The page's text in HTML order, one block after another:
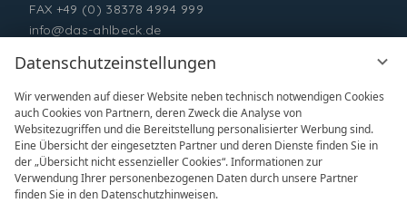
Datenschutzeinstellungen
Wir verwenden auf dieser Website neben technisch notwendigen Cookies
auch Cookies von Partnern, deren Zweck die Analyse von
Websitezugriffen und die Bereitstellung personalisierter Werbung sind.
Eine Übersicht der eingesetzten Partner und deren Dienste finden Sie in
der „Übersicht nicht essenzieller Cookies“. Informationen zur
Verwendung Ihrer personenbezogenen Daten durch unsere Partner
finden Sie in den Datenschutzhinweisen.
FAX +49 (0) 38378 4994 999
info@das-ahlbeck.de
ONLINE BUCHEN ANFRAGEN